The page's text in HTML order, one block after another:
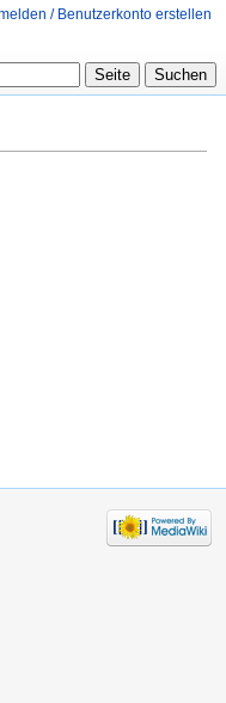
/ Benutzerkonto erstellen